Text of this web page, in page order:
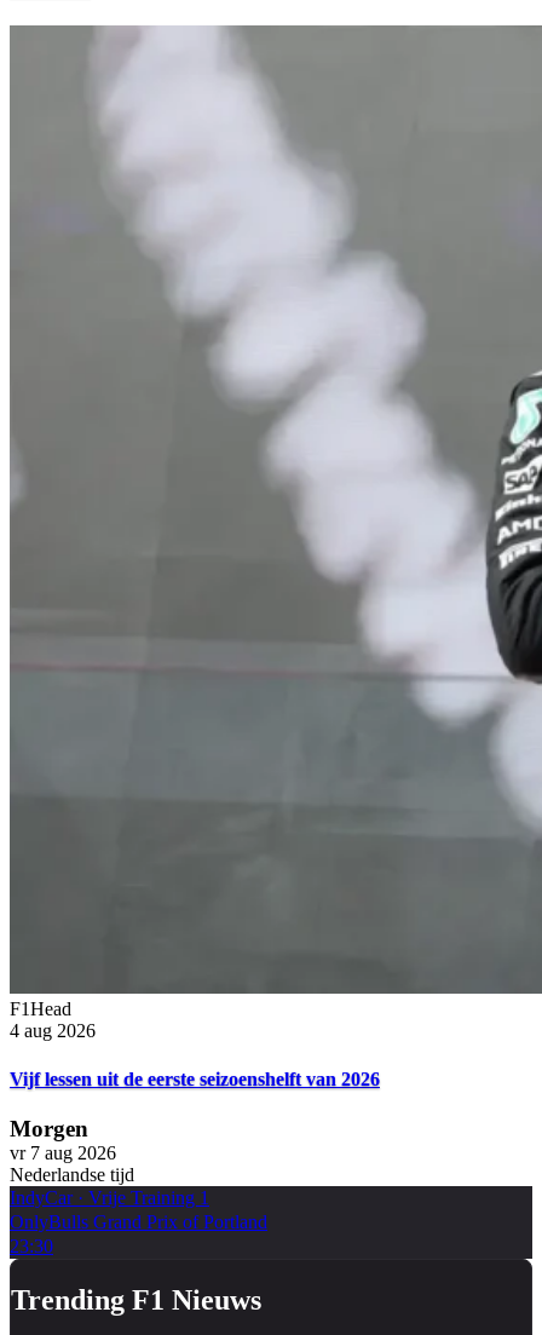
F1Head
4 aug 2026
Vijf lessen uit de eerste seizoenshelft van 2026
Morgen
vr 7 aug 2026
Nederlandse tijd
IndyCar· Vrije Training 1
OnlyBulls Grand Prix of Portland
23:30
Trending F1 Nieuws